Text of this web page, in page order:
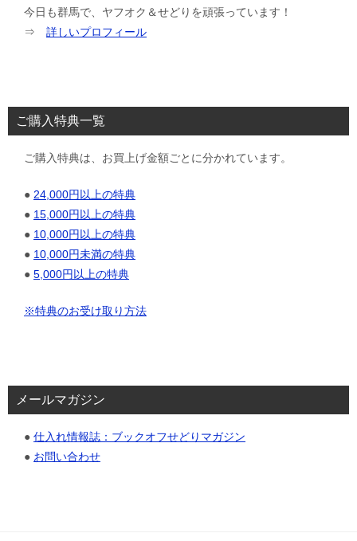
今日も群馬で、ヤフオク＆せどりを頑張っています！
⇒ 詳しいプロフィール
ご購入特典一覧
ご購入特典は、お買上げ金額ごとに分かれています。
● 24,000円以上の特典
● 15,000円以上の特典
● 10,000円以上の特典
● 10,000円未満の特典
● 5,000円以上の特典
※特典のお受け取り方法
メールマガジン
● 仕入れ情報誌：ブックオフせどりマガジン
● お問い合わせ